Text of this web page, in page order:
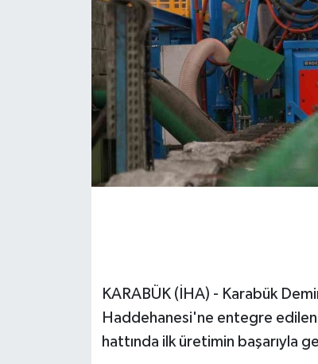
KARABÜK (İHA) - Karabük
Haddehanesi'ne entegre edilen
hattında ilk üretimin başarıyla
English News
Flaş Haber
Gayrimenkul
HABERDE İNSAN